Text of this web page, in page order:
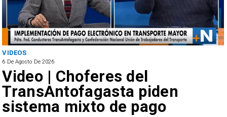
VIDEOS
6 De Agosto De 2026
Video | Choferes del
TransAntofagasta piden
sistema mixto de pago